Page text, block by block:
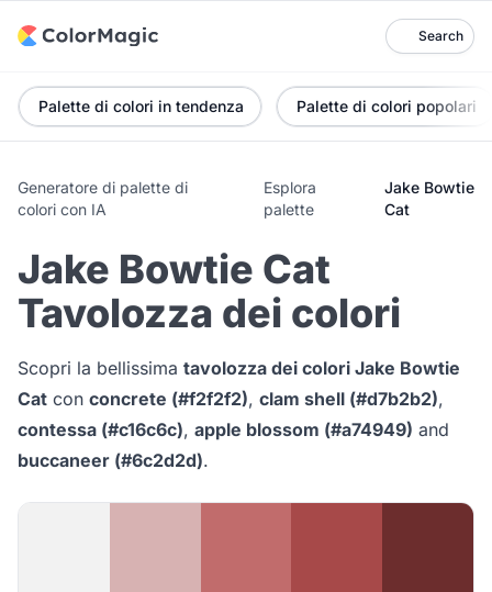
Search
Palette di colori in tendenza Palette di colori popolari
Generatore di palette di
colori con IA
Esplora
palette
Jake Bowtie
Cat
Jake Bowtie Cat
Tavolozza dei colori
Scopri la bellissima tavolozza dei colori Jake Bowtie
Cat con concrete (#f2f2f2), clam shell (#d7b2b2),
contessa (#c16c6c), apple blossom (#a74949) and
buccaneer (#6c2d2d).